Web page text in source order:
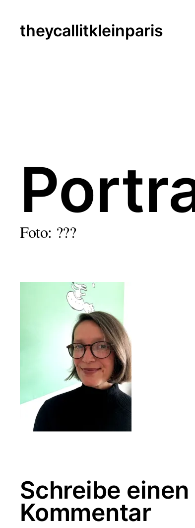
theycallitkleinparis
Foto: ???
Schreibe einen
Kommentar